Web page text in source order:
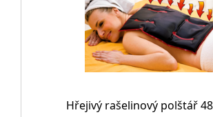
Hřejivý rašelinový polštář